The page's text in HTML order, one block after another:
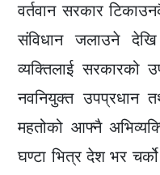
वर्तवान सरकार
संविधान जलाउने
व्यक्तिलाई सरकारको
नवनियुक्त उपप्रधान
महतोको आफ्नै
घण्टा भित्र देश भर